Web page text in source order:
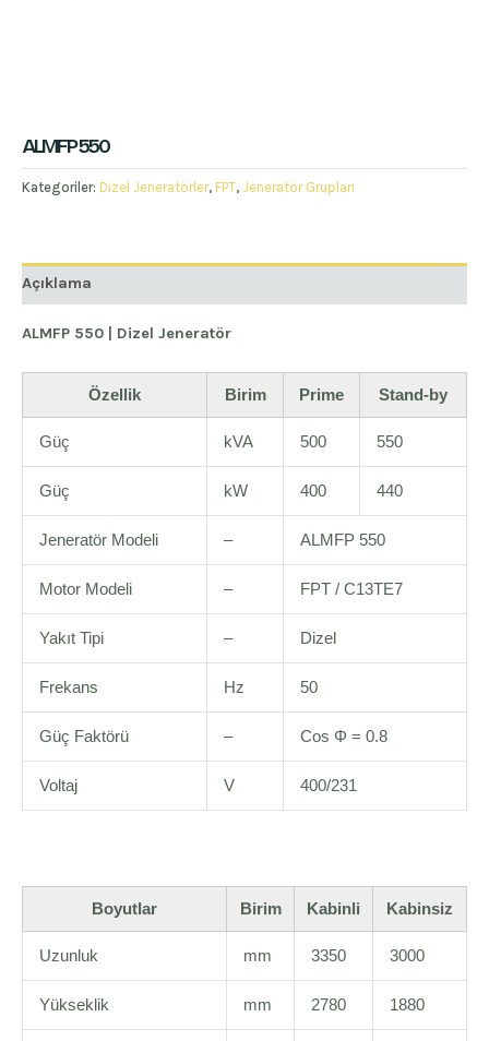
ALMFP 550
Kategoriler: Dizel Jeneratörler, FPT, Jeneratör Grupları
Açıklama
ALMFP 550 | Dizel Jeneratör
Özellik Birim Prime Stand-by
Güç kVA 500 550
Güç kW 400 440
Jeneratör Modeli – ALMFP 550
Motor Modeli – FPT / C13TE7
Yakıt Tipi – Dizel
Frekans Hz 50
Güç Faktörü – Cos Φ = 0.8
Voltaj V 400/231
Boyutlar Birim Kabinli Kabinsiz
Uzunluk mm 3350 3000
Yükseklik mm 2780 1880